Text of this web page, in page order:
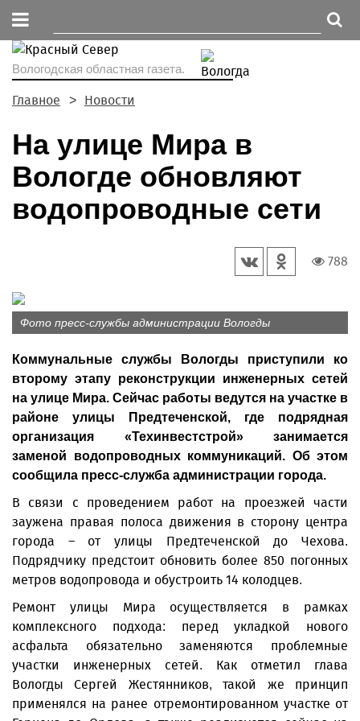
Вологодская областная газета.
Главное Новости
На улице Мира в
Вологде обновляют
водопроводные сети
788
Фото пресс-службы администрации Вологды
Коммунальные службы Вологды приступили ко
второму этапу реконструкции инженерных сетей
на улице Мира. Сейчас работы ведутся на участке в
районе улицы Предтеченской, где подрядная
организация «Техинвестстрой» занимается
заменой водопроводных коммуникаций. Об этом
сообщила пресс-служба администрации города.
В связи с проведением работ на проезжей части
заужена правая полоса движения в сторону центра
города – от улицы Предтеченской до Чехова.
Подрядчику предстоит обновить более 850 погонных
метров водопровода и обустроить 14 колодцев.
Ремонт улицы Мира осуществляется в рамках
комплексного подхода: перед укладкой нового
асфальта обязательно заменяются проблемные
участки инженерных сетей. Как отметил глава
Вологды Сергей Жестянников, такой же принцип
применялся на ранее отремонтированном участке от